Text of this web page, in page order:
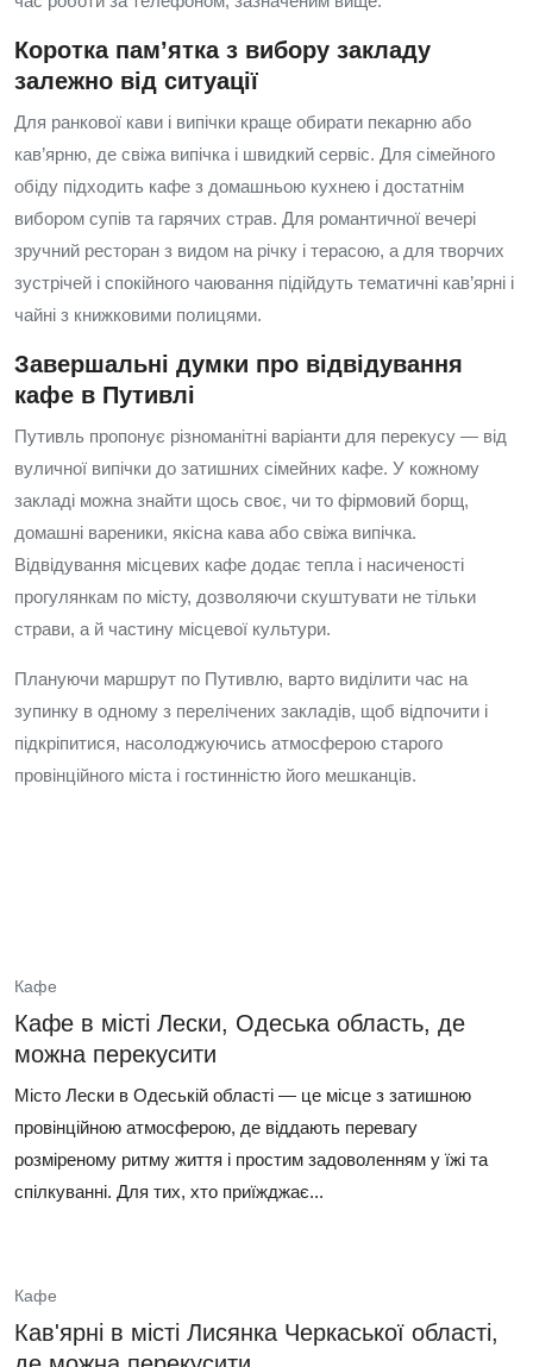
Коротка пам’ятка з вибору закладу
залежно від ситуації
Для ранкової кави і випічки краще обирати пекарню або
кав’ярню, де свіжа випічка і швидкий сервіс. Для сімейного
обіду підходить кафе з домашньою кухнею і достатнім
вибором супів та гарячих страв. Для романтичної вечері
зручний ресторан з видом на річку і терасою, а для творчих
зустрічей і спокійного чаювання підійдуть тематичні кав’ярні і
чайні з книжковими полицями.
Завершальні думки про відвідування
кафе в Путивлі
Путивль пропонує різноманітні варіанти для перекусу — від
вуличної випічки до затишних сімейних кафе. У кожному
закладі можна знайти щось своє, чи то фірмовий борщ,
домашні вареники, якісна кава або свіжа випічка.
Відвідування місцевих кафе додає тепла і насиченості
прогулянкам по місту, дозволяючи скуштувати не тільки
страви, а й частину місцевої культури.
Плануючи маршрут по Путивлю, варто виділити час на
зупинку в одному з перелічених закладів, щоб відпочити і
підкріпитися, насолоджуючись атмосферою старого
провінційного міста і гостинністю його мешканців.
Кафе
Кафе в місті Лески, Одеська область, де
можна перекусити
Місто Лески в Одеській області — це місце з затишною
провінційною атмосферою, де віддають перевагу
розміреному ритму життя і простим задоволенням у їжі та
спілкуванні. Для тих, хто приїжджає...
Кафе
Кав'ярні в місті Лисянка Черкаської області,